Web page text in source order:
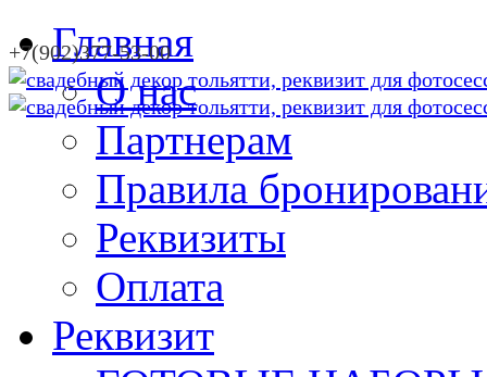
+7(902)377-53-00
Главная
О нас
Партнерам
Правила
Реквизиты
Оплата
Реквизит